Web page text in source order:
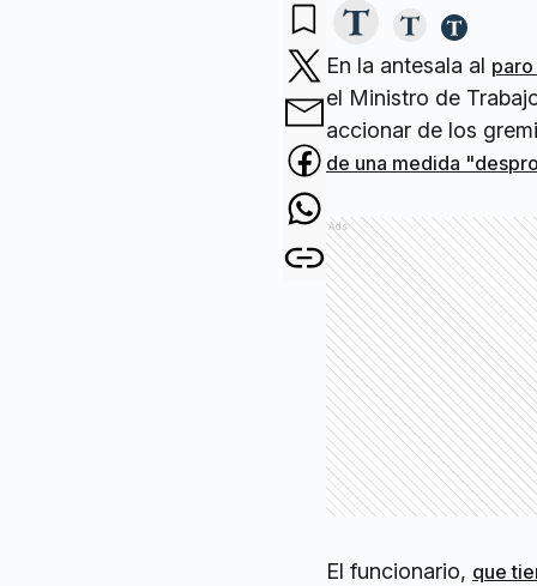
En la antesala al
el Ministro de
accionar de los
de una medida
Ads
El funcionario, que